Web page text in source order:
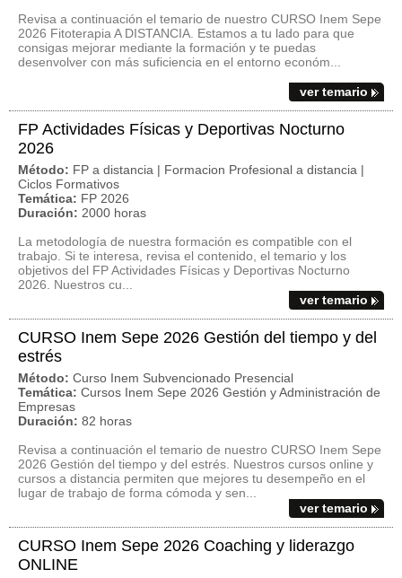
Revisa a continuación el temario de nuestro CURSO Inem Sepe
2026 Fitoterapia A DISTANCIA. Estamos a tu lado para que
consigas mejorar mediante la formación y te puedas
desenvolver con más suficiencia en el entorno económ...
ver temario
FP Actividades Físicas y Deportivas Nocturno
2026
Método: FP a distancia | Formacion Profesional a distancia |
Ciclos Formativos
Temática: FP 2026
Duración: 2000 horas
La metodología de nuestra formación es compatible con el
trabajo. Si te interesa, revisa el contenido, el temario y los
objetivos del FP Actividades Físicas y Deportivas Nocturno
2026. Nuestros cu...
ver temario
CURSO Inem Sepe 2026 Gestión del tiempo y del
estrés
Método: Curso Inem Subvencionado Presencial
Temática: Cursos Inem Sepe 2026 Gestión y Administración de
Empresas
Duración: 82 horas
Revisa a continuación el temario de nuestro CURSO Inem Sepe
2026 Gestión del tiempo y del estrés. Nuestros cursos online y
cursos a distancia permiten que mejores tu desempeño en el
lugar de trabajo de forma cómoda y sen...
ver temario
CURSO Inem Sepe 2026 Coaching y liderazgo
ONLINE